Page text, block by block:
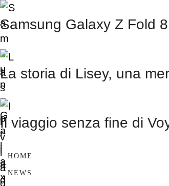
Samsung Galaxy Z Fold 8
La storia di Lisey, una
Il viaggio senza fine di
HOME
NEWS